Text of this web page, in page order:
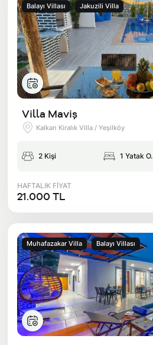
Balayı Villası Jakuzili Villa
Villa Maviş
Kalkan Kiralık Villa / Yeşilköy
2 Kişi 1 Yatak O.
HAFTALIK FİYAT
21.000 TL
Muhafazakar Villa Balayı Villası